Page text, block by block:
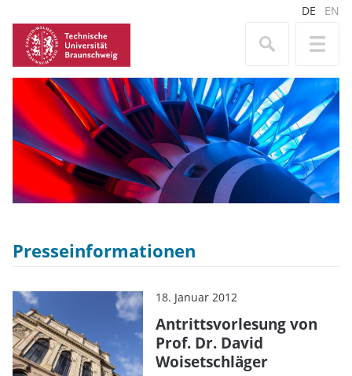
DE EN
Presseinformationen
18. Januar 2012
Antrittsvorlesung von
Prof. Dr. David
Woisetschläger